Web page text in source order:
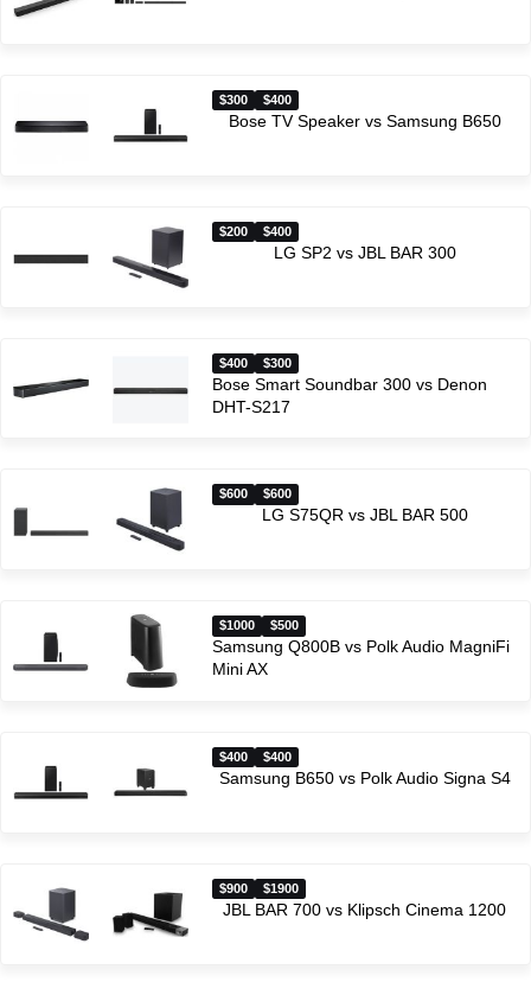
$300 $400
Bose TV Speaker vs Samsung B650
$200 $400
LG SP2 vs JBL BAR 300
$400 $300
Bose Smart Soundbar 300 vs Denon
DHT-S217
$600 $600
LG S75QR vs JBL BAR 500
$1000 $500
Samsung Q800B vs Polk Audio MagniFi
Mini AX
$400 $400
Samsung B650 vs Polk Audio Signa S4
$900 $1900
JBL BAR 700 vs Klipsch Cinema 1200